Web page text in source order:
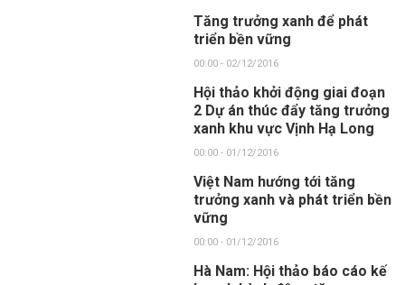
Tăng trưởng xanh để phát
triển bền vững
00:00 - 02/12/2016
Hội thảo khởi động giai đoạn
2 Dự án thúc đẩy tăng trưởng
xanh khu vực Vịnh Hạ Long
00:00 - 01/12/2016
Việt Nam hướng tới tăng
trưởng xanh và phát triển bền
vững
00:00 - 01/12/2016
Hà Nam: Hội thảo báo cáo kế